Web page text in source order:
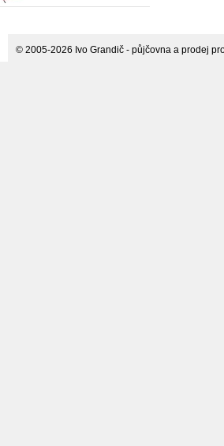
© 2005-2026 Ivo Grandič - půjčovna a prodej